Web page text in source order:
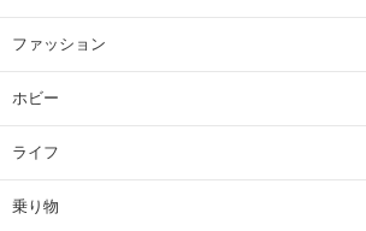
ファッション
ホビー
ライフ
乗り物